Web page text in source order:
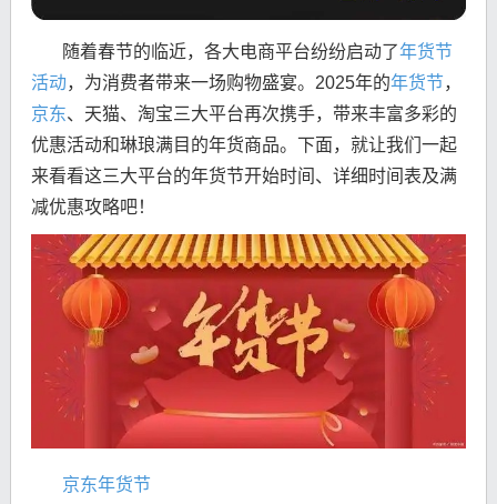
随着春节的临近，各大电商平台纷纷启动了年货节
活动，为消费者带来一场购物盛宴。2025年的年货节，
京东、天猫、淘宝三大平台再次携手，带来丰富多彩的
优惠活动和琳琅满目的年货商品。下面，就让我们一起
来看看这三大平台的年货节开始时间、详细时间表及满
减优惠攻略吧！
京东年货节